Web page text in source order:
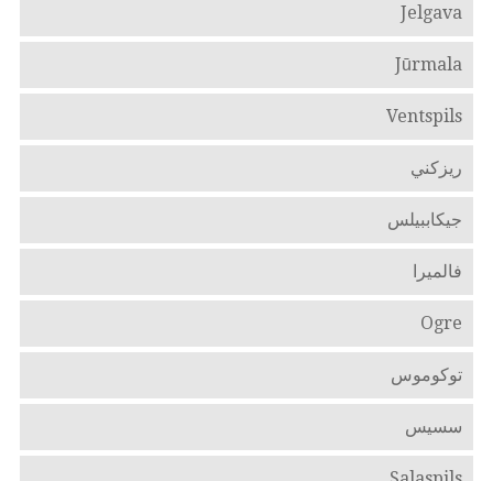
Jelgava
Jūrmala
Ventspils
ريزكني
جيكاببيلس
فالميرا
Ogre
توكوموس
سسيس